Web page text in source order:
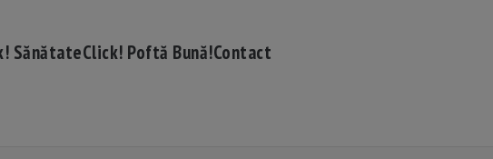
SănătateClick! Poftă Bună!Contact